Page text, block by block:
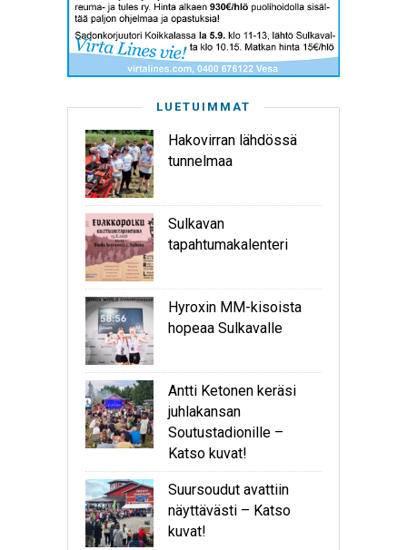
LUETUIMMAT
Hakovirran lähdössä
tunnelmaa
Sulkavan
tapahtumakalenteri
Hyroxin MM-kisoista
hopeaa Sulkavalle
Antti Ketonen keräsi
juhlakansan
Soutustadionille –
Katso kuvat!
Suursoudut avattiin
näyttävästi – Katso
kuvat!